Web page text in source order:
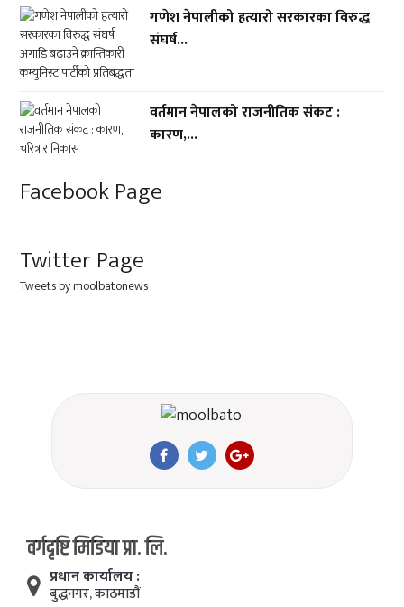
गणेश नेपालीको हत्यारो सरकारका विरुद्ध
संघर्ष...
वर्तमान नेपालको राजनीतिक संकट :
कारण,...
Facebook Page
Twitter Page
Tweets by moolbatonews
वर्गदृष्टि मिडिया प्रा. लि.
प्रधान कार्यालय :
बुद्धनगर, काठमाडाैं